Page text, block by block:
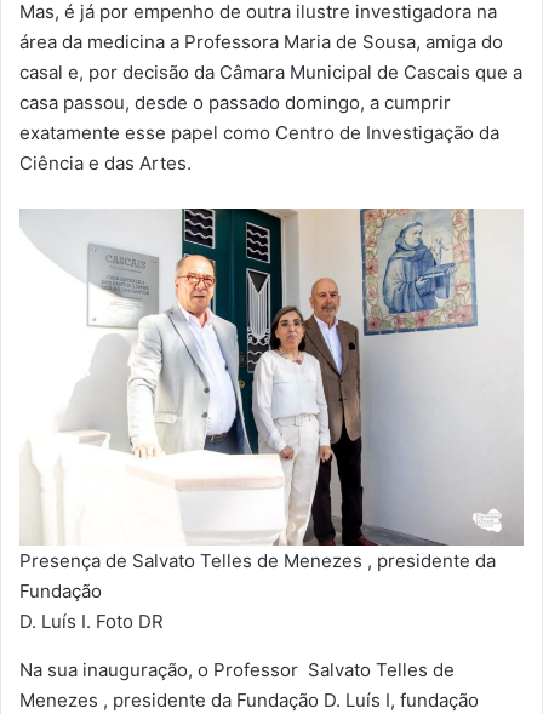
Mas, é já por empenho de outra ilustre investigadora na
área da medicina a Professora Maria de Sousa, amiga do
casal e, por decisão da Câmara Municipal de Cascais que a
casa passou, desde o passado domingo, a cumprir
exatamente esse papel como Centro de Investigação da
Ciência e das Artes.
Presença de Salvato Telles de Menezes , presidente da
Fundação
D. Luís I. Foto DR
Na sua inauguração, o Professor Salvato Telles de
Menezes , presidente da Fundação D. Luís I, fundação